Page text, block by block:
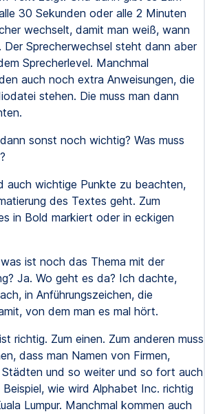
30 Sekunden oder alle 2 Minuten
wechselt, damit man weiß, wann
Sprecherwechsel steht dann aber
Sprecherlevel. Manchmal
auch noch extra Anweisungen, die
stehen. Die muss man dann
sonst noch wichtig? Was muss
auch wichtige Punkte zu beachten,
des Textes geht. Zum
in Bold markiert oder in eckigen
ist noch das Thema mit der
Ja. Wo geht es da? Ich dachte,
in Anführungszeichen, die
von dem man es mal hört.
richtig. Zum einen. Zum anderen muss
dass man Namen von Firmen,
Städten und so weiter und so fort auch
wie wird Alphabet Inc. richtig
Lumpur. Manchmal kommen auch